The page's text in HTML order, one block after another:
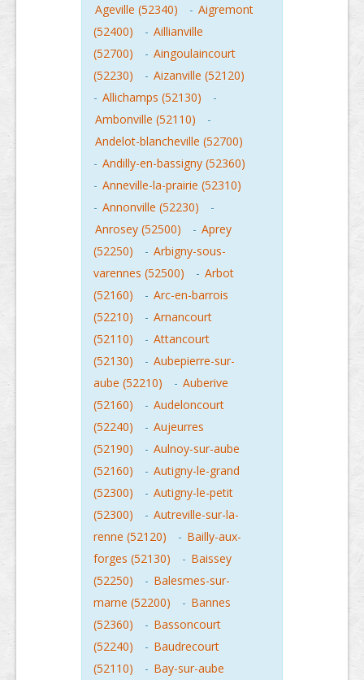
Ageville (52340)
- Aigremont
(52400)
- Aillianville
(52700)
- Aingoulaincourt
(52230)
- Aizanville (52120)
- Allichamps (52130)
-
Ambonville (52110)
-
Andelot-blancheville (52700)
- Andilly-en-bassigny (52360)
- Anneville-la-prairie (52310)
- Annonville (52230)
-
Anrosey (52500)
- Aprey
(52250)
- Arbigny-sous-
varennes (52500)
- Arbot
(52160)
- Arc-en-barrois
(52210)
- Arnancourt
(52110)
- Attancourt
(52130)
- Aubepierre-sur-
aube (52210)
- Auberive
(52160)
- Audeloncourt
(52240)
- Aujeurres
(52190)
- Aulnoy-sur-aube
(52160)
- Autigny-le-grand
(52300)
- Autigny-le-petit
(52300)
- Autreville-sur-la-
renne (52120)
- Bailly-aux-
forges (52130)
- Baissey
(52250)
- Balesmes-sur-
marne (52200)
- Bannes
(52360)
- Bassoncourt
(52240)
- Baudrecourt
(52110)
- Bay-sur-aube